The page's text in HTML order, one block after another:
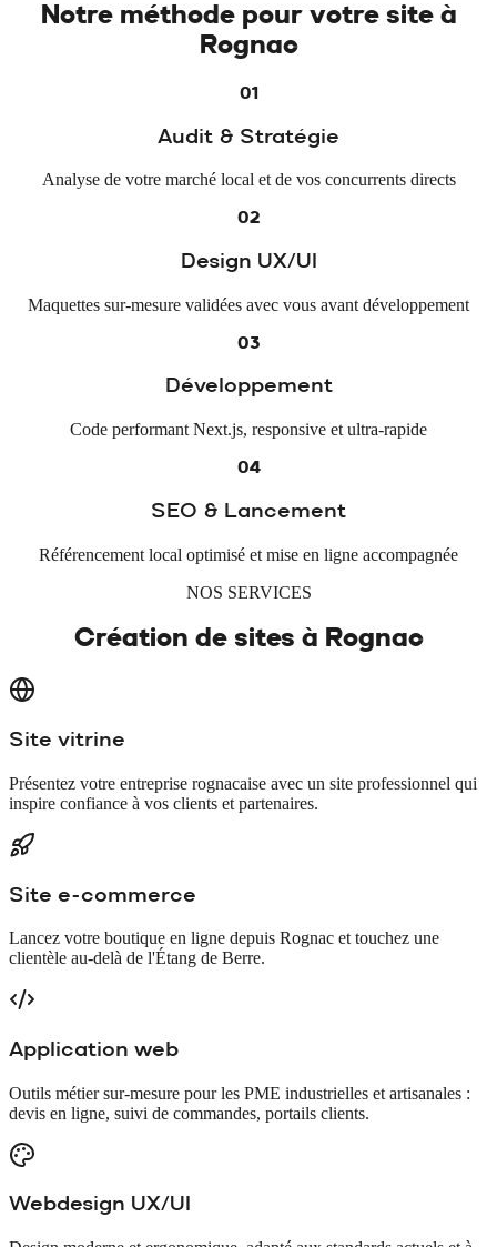
Notre méthode pour votre site à
Rognac
01
Audit & Stratégie
Analyse de votre marché local et de vos concurrents directs
02
Design UX/UI
Maquettes sur-mesure validées avec vous avant développement
03
Développement
Code performant Next.js, responsive et ultra-rapide
04
SEO & Lancement
Référencement local optimisé et mise en ligne accompagnée
NOS SERVICES
Création de sites à Rognac
Site vitrine
Présentez votre entreprise rognacaise avec un site professionnel qui
inspire confiance à vos clients et partenaires.
Site e-commerce
Lancez votre boutique en ligne depuis Rognac et touchez une
clientèle au-delà de l'Étang de Berre.
Application web
Outils métier sur-mesure pour les PME industrielles et artisanales :
devis en ligne, suivi de commandes, portails clients.
Webdesign UX/UI